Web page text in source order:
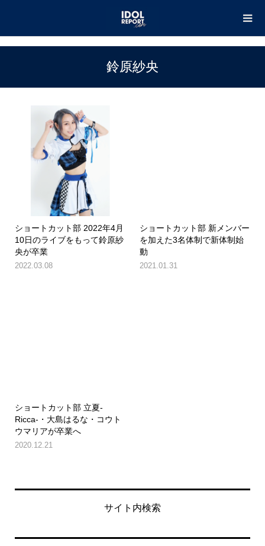
鈴原紗央
ショートカット部 2022年4月
10日のライブをもって鈴原紗
央が卒業
2022.03.08
ショートカット部 新メンバー
を加えた3名体制で新体制始
動
2021.01.31
ショートカット部 立夏-
Ricca-・大島はるな・コウト
ウマリアが卒業へ
2020.12.21
サイト内検索